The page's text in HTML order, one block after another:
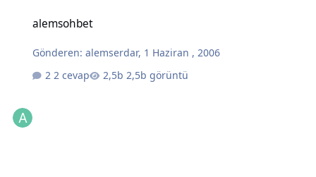
alemsohbet
Gönderen:alemserdar, 1 Haziran , 2006
2 cevap
2,5b görüntü